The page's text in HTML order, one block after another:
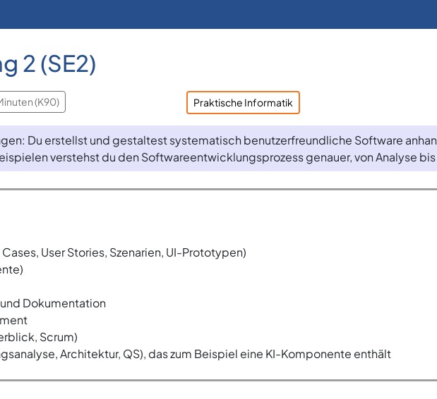
2 (SE2)
(K90) Praktische Informatik
Du erstellst und gestaltest systematisch benutzerfreundliche Software
verstehst du den Softwareentwicklungsprozess genauer, von Analyse
User Stories, Szenarien, UI-Prototypen)
Dokumentation
Scrum)
Architektur, QS), das zum Beispiel eine KI-Komponente enthält